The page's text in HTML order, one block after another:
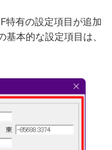
特有の設定項目が追加
本的な設定項目は、